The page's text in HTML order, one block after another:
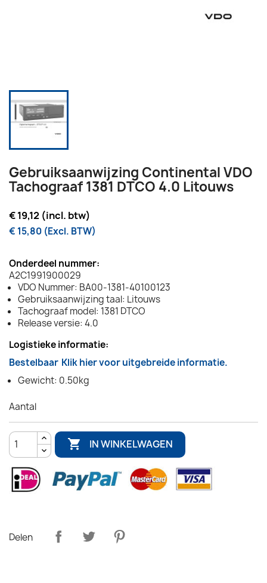
Gebruiksaanwijzing Continental VDO
Tachograaf 1381 DTCO 4.0 Litouws
€ 19,12 (incl. btw)
€ 15,80 (Excl. BTW)
Onderdeel nummer:
A2C1991900029
VDO Nummer: BA00-1381-40100123
Gebruiksaanwijzing taal: Litouws
Tachograaf model: 1381 DTCO
Release versie: 4.0
Logistieke informatie:
Bestelbaar Klik hier voor uitgebreide informatie.
Gewicht: 0.50kg
Aantal
 IN WINKELWAGEN
Delen